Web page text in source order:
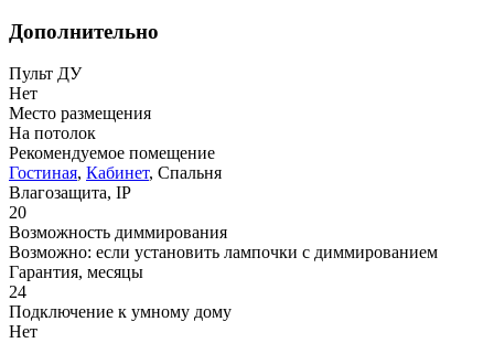
Дополнительно
Пульт ДУ
Нет
Место размещения
На потолок
Рекомендуемое помещение
Гостиная, Кабинет, Спальня
Влагозащита, IP
20
Возможность диммирования
Возможно: если установить лампочки с диммированием
Гарантия, месяцы
24
Подключение к умному дому
Нет